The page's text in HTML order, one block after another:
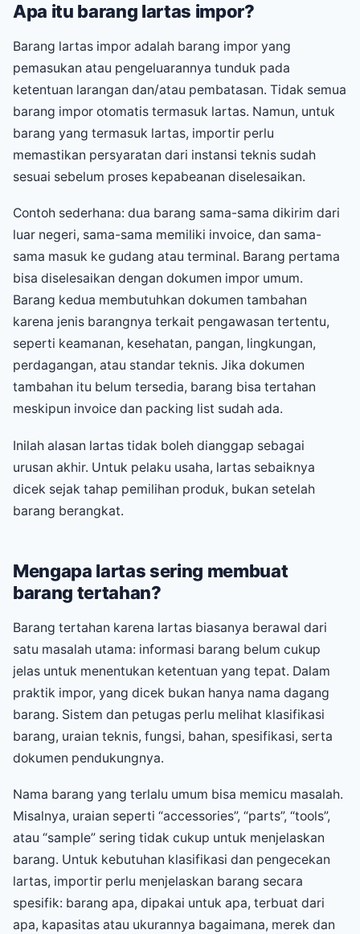
Apa itu barang lartas impor?
Barang lartas impor adalah barang impor yang
pemasukan atau pengeluarannya tunduk pada
ketentuan larangan dan/atau pembatasan. Tidak semua
barang impor otomatis termasuk lartas. Namun, untuk
barang yang termasuk lartas, importir perlu
memastikan persyaratan dari instansi teknis sudah
sesuai sebelum proses kepabeanan diselesaikan.
Contoh sederhana: dua barang sama-sama dikirim dari
luar negeri, sama-sama memiliki invoice, dan sama-
sama masuk ke gudang atau terminal. Barang pertama
bisa diselesaikan dengan dokumen impor umum.
Barang kedua membutuhkan dokumen tambahan
karena jenis barangnya terkait pengawasan tertentu,
seperti keamanan, kesehatan, pangan, lingkungan,
perdagangan, atau standar teknis. Jika dokumen
tambahan itu belum tersedia, barang bisa tertahan
meskipun invoice dan packing list sudah ada.
Inilah alasan lartas tidak boleh dianggap sebagai
urusan akhir. Untuk pelaku usaha, lartas sebaiknya
dicek sejak tahap pemilihan produk, bukan setelah
barang berangkat.
Mengapa lartas sering membuat
barang tertahan?
Barang tertahan karena lartas biasanya berawal dari
satu masalah utama: informasi barang belum cukup
jelas untuk menentukan ketentuan yang tepat. Dalam
praktik impor, yang dicek bukan hanya nama dagang
barang. Sistem dan petugas perlu melihat klasifikasi
barang, uraian teknis, fungsi, bahan, spesifikasi, serta
dokumen pendukungnya.
Nama barang yang terlalu umum bisa memicu masalah.
Misalnya, uraian seperti “accessories”, “parts”, “tools”,
atau “sample” sering tidak cukup untuk menjelaskan
barang. Untuk kebutuhan klasifikasi dan pengecekan
lartas, importir perlu menjelaskan barang secara
spesifik: barang apa, dipakai untuk apa, terbuat dari
apa, kapasitas atau ukurannya bagaimana, merek dan